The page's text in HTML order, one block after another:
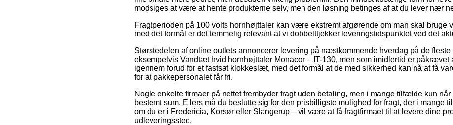
modsiges at være at hente produkterne selv, men den løsning betinges af at du lever nær
Fragtperioden på 100 volts hornhøjttaler kan være ekstremt afgørende om man skal bruge
med det formål er det temmelig relevant at vi dobbelttjekker leveringstidspunktet ved det
Størstedelen af online outlets annoncerer levering på næstkommende hverdag på de fleste
eksempelvis Vandtæt hvid hornhøjttaler Monacor – IT-130, men som imidlertid er påkrævet
igennem forud for et fastsat klokkeslæt, med det formål at de med sikkerhed kan nå at få
for at pakkepersonalet får fri.
Nogle enkelte firmaer på nettet frembyder fragt uden betaling, men i mange tilfælde kun når
bestemt sum. Ellers må du beslutte sig for den prisbilligste mulighed for fragt, der i mange
om du er i Fredericia, Korsør eller Slangerup – vil være at få fragtfirmaet til at levere dine
udleveringssted.